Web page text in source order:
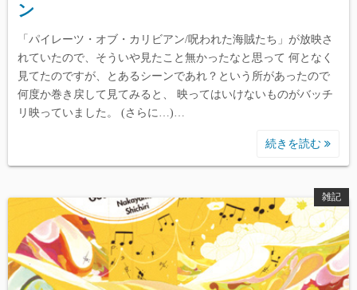
ン
「パイレーツ・オブ・カリビアン/呪われた海賊たち」が放映さ
れていたので、そういや見たこと無かったなと思って 何となく
見てたのですが、とあるシーンであれ？という所があったので
何度か巻き戻して見てみると、 映ってはいけないものがバッチ
リ映っていました。 (さらに…)…
続きを読む
雑記